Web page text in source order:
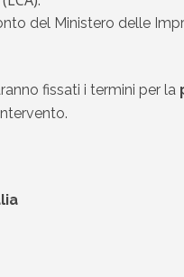
del Ministero delle
fissati i termini per la